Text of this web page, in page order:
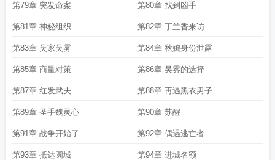
第79章 突发命案 第80章 找到凶手
第81章 神秘组织 第82章 丁兰香来访
第83章 吴家吴雾 第84章 秋婉身份泄露
第85章 商量对策 第86章 吴雾的选择
第87章 红发武夫 第88章 再遇黑衣男子
第89章 圣手魏灵心 第90章 苏醒
第91章 战争开始了 第92章 偶遇逃亡者
第93章 抵达圆城 第94章 进城名额